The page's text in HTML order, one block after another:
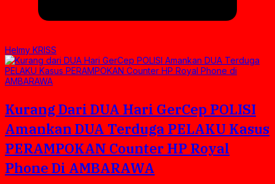
Helmy KRISS
Kurang Dari DUA Hari GerCep POLISI
Amankan DUA Terduga PELAKU Kasus
PERAMPOKAN Counter HP Royal
Phone Di AMBARAWA